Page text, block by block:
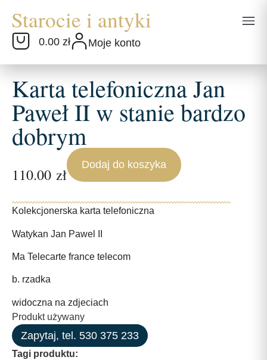
0.00 zł Moje konto
Karta telefoniczna Jan
Paweł II w stanie bardzo
dobrym
110.00 zł
Dodaj do koszyka
Kolekcjonerska karta telefoniczna
Watykan Jan Pawel II
Ma Telecarte france telecom
b. rzadka
widoczna na zdjeciach
Produkt używany
Zapytaj, tel. 530 375 233
Tagi produktu: